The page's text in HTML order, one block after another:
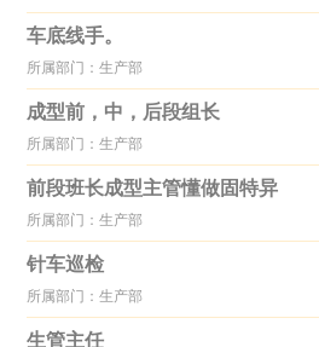
车底线手。
所属部门：生产部
成型前，中，后段组长
所属部门：生产部
前段班长成型主管懂做固特异
所属部门：生产部
针车巡检
所属部门：生产部
生管主任